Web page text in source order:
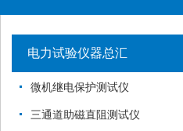
电力试验仪器总汇
微机继电保护测试仪
三通道助磁直阻测试仪